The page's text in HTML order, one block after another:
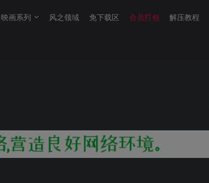
映画系列 风之领域 免下载区 会员打包 解压教程